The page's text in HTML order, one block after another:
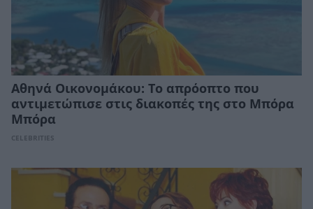
Αθηνά Οικονομάκου: Το απρόοπτο που
αντιμετώπισε στις διακοπές της στο Μπόρα
Μπόρα
CELEBRITIES